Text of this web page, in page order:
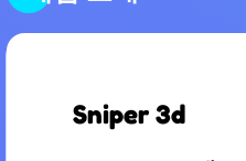
Sniper 3d